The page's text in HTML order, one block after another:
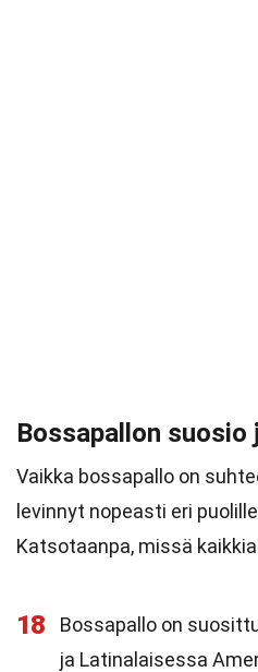
Bossapallon suosio
Vaikka bossapallo on
levinnyt nopeasti eri
Katsotaanpa, missä
18
Bossapallo on
ja Latinalaisessa